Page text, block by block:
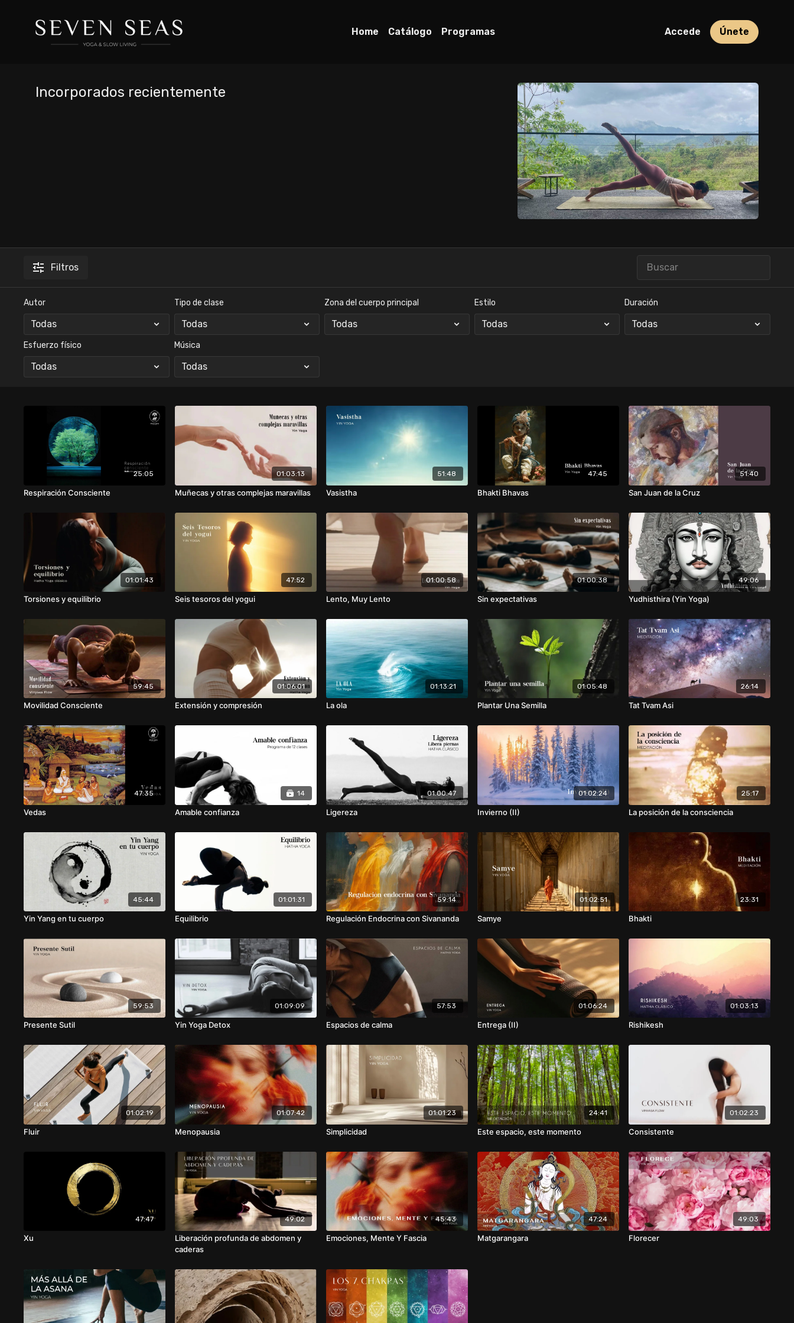
Home Catálogo Programas Accede Únete
Incorporados recientemente
Filtros
Autor Tipo de clase Zona del cuerpo principal Estilo Duración
Esfuerzo físico Música
25:05
Respiración Consciente
01:03:13
Muñecas y otras complejas maravillas
51:48
Vasistha
47:45
Bhakti Bhavas
51:40
San Juan de la Cruz
01:01:43
Torsiones y equilibrio
47:52
Seis tesoros del yogui
01:00:58
Lento, Muy Lento
01:00:38
Sin expectativas
49:06
Yudhisthira (Yin Yoga)
59:45
Movilidad Consciente
01:06:01
Extensión y compresión
01:13:21
La ola
01:05:48
Plantar Una Semilla
26:14
Tat Tvam Asi
47:35
Vedas
14
Amable confianza
01:00:47
Ligereza
01:02:24
Invierno (II)
25:17
La posición de la consciencia
45:44
Yin Yang en tu cuerpo
01:01:31
Equilibrio
59:14
Regulación Endocrina con Sivananda
01:02:51
Samye
23:31
Bhakti
59:53
Presente Sutil
01:09:09
Yin Yoga Detox
57:53
Espacios de calma
01:06:24
Entrega (II)
01:03:13
Rishikesh
01:02:19
Fluir
01:07:42
Menopausia
01:01:23
Simplicidad
24:41
Este espacio, este momento
01:02:23
Consistente
47:47
Xu
49:02
Liberación profunda de abdomen y
caderas
45:43
Emociones, Mente Y Fascia
47:24
Matgarangara
49:03
Florecer